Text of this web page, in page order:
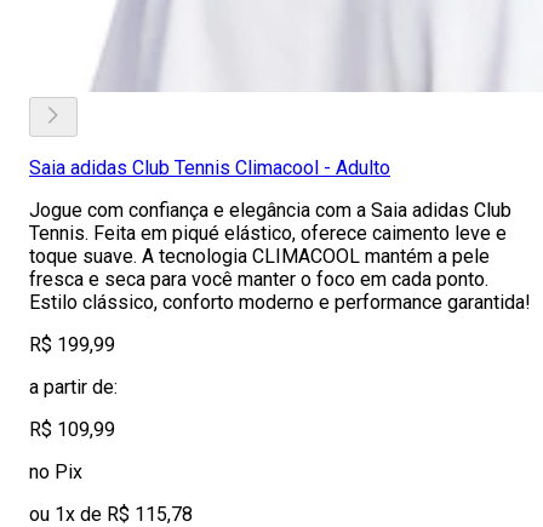
Saia adidas Club Tennis Climacool - Adulto
Jogue com confiança e elegância com a Saia adidas Club
Tennis. Feita em piqué elástico, oferece caimento leve e
toque suave. A tecnologia CLIMACOOL mantém a pele
fresca e seca para você manter o foco em cada ponto.
Estilo clássico, conforto moderno e performance garantida!
R$ 199,99
a partir de:
R$ 109,99
no Pix
ou 1x de R$ 115,78